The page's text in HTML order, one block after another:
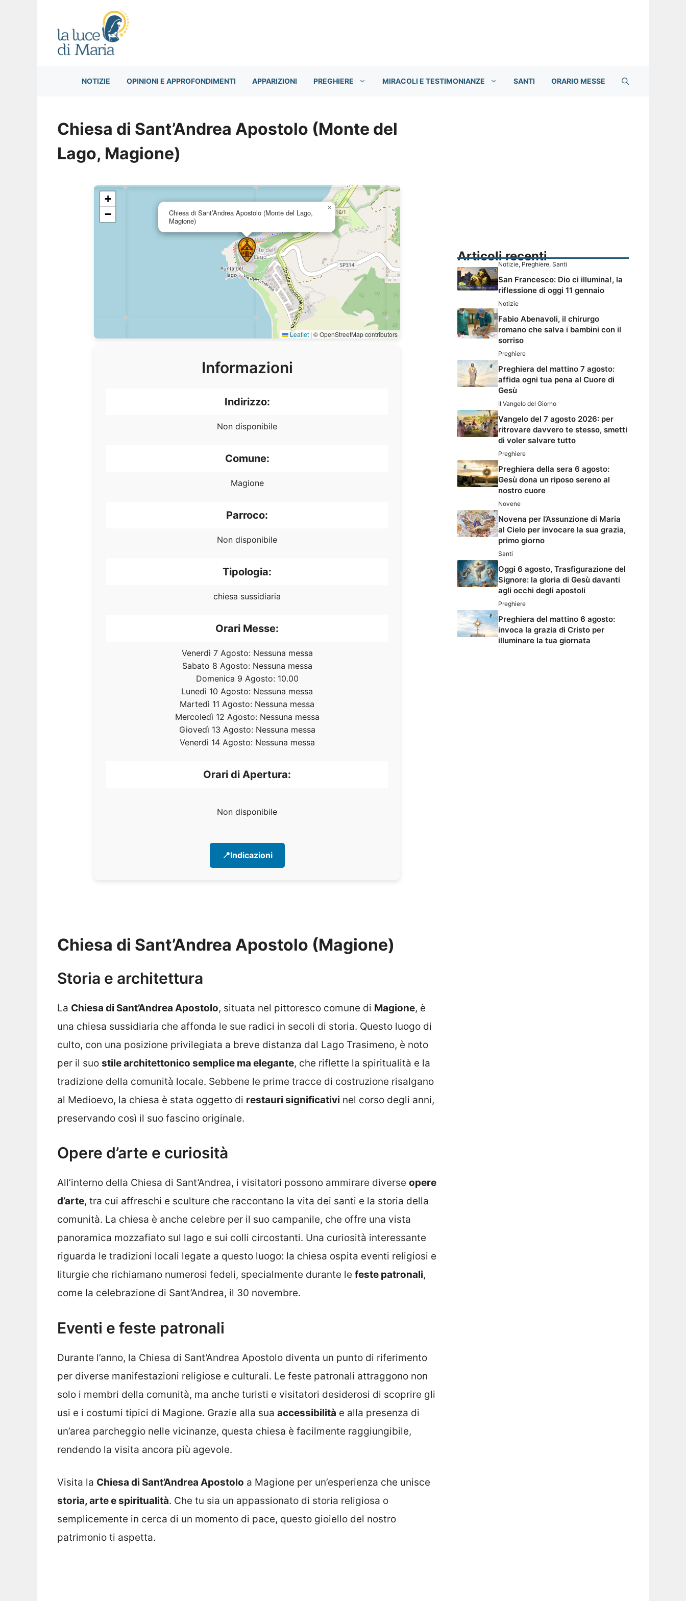
NOTIZIE OPINIONI E APPROFONDIMENTI APPARIZIONI PREGHIERE MIRACOLI E TESTIMONIANZE SANTI ORARIO MESSE
Chiesa di Sant’Andrea Apostolo (Monte del
Lago, Magione)
Chiesa di Sant’Andrea Apostolo (Monte del Lago,
Magione)
×
+
−
Leaflet | © OpenStreetMap contributors
Informazioni
Indirizzo:
Non disponibile
Comune:
Magione
Parroco:
Non disponibile
Tipologia:
chiesa sussidiaria
Orari Messe:
Venerdì 7 Agosto: Nessuna messa
Sabato 8 Agosto: Nessuna messa
Domenica 9 Agosto: 10.00
Lunedì 10 Agosto: Nessuna messa
Martedì 11 Agosto: Nessuna messa
Mercoledì 12 Agosto: Nessuna messa
Giovedì 13 Agosto: Nessuna messa
Venerdì 14 Agosto: Nessuna messa
Orari di Apertura:
Non disponibile
📍Indicazioni
Chiesa di Sant’Andrea Apostolo (Magione)
Storia e architettura
La Chiesa di Sant’Andrea Apostolo, situata nel pittoresco comune di Magione, è
una chiesa sussidiaria che affonda le sue radici in secoli di storia. Questo luogo di
culto, con una posizione privilegiata a breve distanza dal Lago Trasimeno, è noto
per il suo stile architettonico semplice ma elegante, che riflette la spiritualità e la
tradizione della comunità locale. Sebbene le prime tracce di costruzione risalgano
al Medioevo, la chiesa è stata oggetto di restauri significativi nel corso degli anni,
preservando così il suo fascino originale.
Opere d’arte e curiosità
All’interno della Chiesa di Sant’Andrea, i visitatori possono ammirare diverse opere
d’arte, tra cui affreschi e sculture che raccontano la vita dei santi e la storia della
comunità. La chiesa è anche celebre per il suo campanile, che offre una vista
panoramica mozzafiato sul lago e sui colli circostanti. Una curiosità interessante
riguarda le tradizioni locali legate a questo luogo: la chiesa ospita eventi religiosi e
liturgie che richiamano numerosi fedeli, specialmente durante le feste patronali,
come la celebrazione di Sant’Andrea, il 30 novembre.
Eventi e feste patronali
Durante l’anno, la Chiesa di Sant’Andrea Apostolo diventa un punto di riferimento
per diverse manifestazioni religiose e culturali. Le feste patronali attraggono non
solo i membri della comunità, ma anche turisti e visitatori desiderosi di scoprire gli
usi e i costumi tipici di Magione. Grazie alla sua accessibilità e alla presenza di
un’area parcheggio nelle vicinanze, questa chiesa è facilmente raggiungibile,
rendendo la visita ancora più agevole.
Visita la Chiesa di Sant’Andrea Apostolo a Magione per un’esperienza che unisce
storia, arte e spiritualità. Che tu sia un appassionato di storia religiosa o
semplicemente in cerca di un momento di pace, questo gioiello del nostro
patrimonio ti aspetta.
Articoli recenti
Notizie, Preghiere, Santi
San Francesco: Dio ci illumina!, la
riflessione di oggi 11 gennaio
Notizie
Fabio Abenavoli, il chirurgo
romano che salva i bambini con il
sorriso
Preghiere
Preghiera del mattino 7 agosto:
affida ogni tua pena al Cuore di
Gesù
Il Vangelo del Giorno
Vangelo del 7 agosto 2026: per
ritrovare davvero te stesso, smetti
di voler salvare tutto
Preghiere
Preghiera della sera 6 agosto:
Gesù dona un riposo sereno al
nostro cuore
Novene
Novena per l’Assunzione di Maria
al Cielo per invocare la sua grazia,
primo giorno
Santi
Oggi 6 agosto, Trasfigurazione del
Signore: la gloria di Gesù davanti
agli occhi degli apostoli
Preghiere
Preghiera del mattino 6 agosto:
invoca la grazia di Cristo per
illuminare la tua giornata